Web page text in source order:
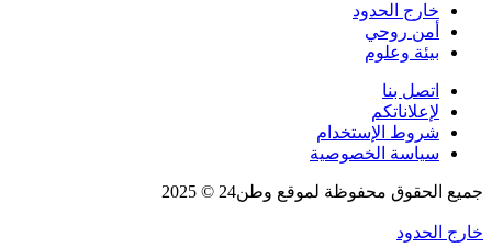
خارج الحدود
أمن روحي
بيئة وعلوم
اتصل بنا
لإعلاناتكم
شروط الإستخدام
سياسة الخصوصية
جميع الحقوق محفوظة لموقع وطن24 © 2025
خارج الحدود